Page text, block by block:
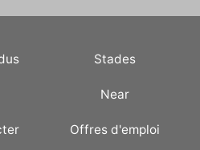
Stades
Near
Offres d'emploi